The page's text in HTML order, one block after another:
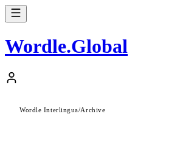
Wordle.Global
Wordle Interlingua/Archive